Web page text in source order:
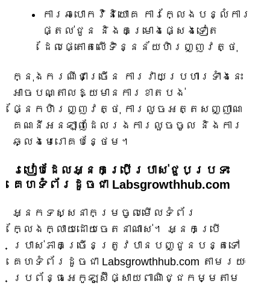
ការឆបោកវិនិយោគ ការក្លែងបន្លំការ
ផ្តល់ជូន និងគម្រោងផ្សេងទៀត
ដែលផ្តោតលើទិន្នន័យហិរញ្ញវត្ថុ
ក្នុងករណីជាច្រើន ការវាយប្រហារទាំងនេះ
អាចបណ្តាលឱ្យមានការខាតបង់
ផ្នែកហិរញ្ញវត្ថុ ការលួចអត្តសញ្ញាណ
គណនីអនឡាញដែលរងការលួចចូល និងការ
ឆ្លងមេរោគបន្ថែម។
របៀបដែលអ្នកប្រើប្រាស់ជួបប្រទះ
គេហទំព័រដូចជា Labsgrowthhub.com
អ្នកទស្សនាកម្រចូលមើលទំព័រ
ក្លែងក្លាយដោយចេតនាណាស់។ អ្នកប្រើ
ប្រាស់ភាគច្រើនត្រូវបានបញ្ជូនបន្តទៅ
គេហទំព័រដូចជា Labsgrowthhub.com តាមរយៈ
ប្រព័ន្ធអេកូឡូស៊ីផ្សាយពាណិជ្ជកម្មតាម